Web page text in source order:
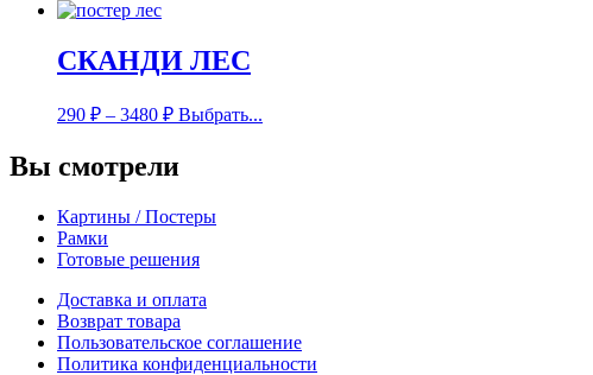
СКАНДИ ЛЕС
290 ₽ – 3480 ₽ Выбрать...
Вы смотрели
Картины / Постеры
Рамки
Готовые решения
Доставка и оплата
Возврат товара
Пользовательское соглашение
Политика конфиденциальности